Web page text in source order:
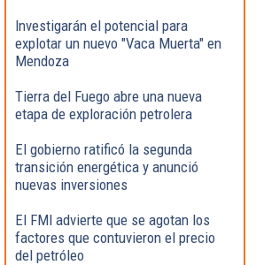
Investigarán el potencial para
explotar un nuevo "Vaca Muerta" en
Mendoza
Tierra del Fuego abre una nueva
etapa de exploración petrolera
El gobierno ratificó la segunda
transición energética y anunció
nuevas inversiones
El FMI advierte que se agotan los
factores que contuvieron el precio
del petróleo